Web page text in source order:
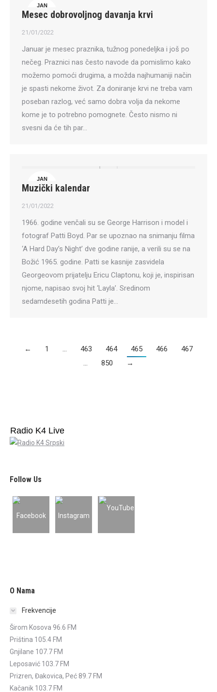
JAN
21
Mesec dobrovoljnog davanja krvi
21/01/2022
Januar je mesec praznika, tužnog ponedeljka i još po
nečeg. Praznici nas često navode da pomislimo kako
možemo pomoći drugima, a možda najhumaniji način
je spasti nekome život. Za doniranje krvi ne treba vam
poseban razlog, već samo dobra volja da nekome
kome je to potrebno pomognete. Često nismo ni
svesni da će tih par…
JAN
21
Muzički kalendar
21/01/2022
1966. godine venčali su se George Harrison i model i
fotograf Patti Boyd. Par se upoznao na snimanju filma
‘A Hard Day’s Night’ dve godine ranije, a verili su se na
Božić 1965. godine. Patti se kasnije zasvidela
Georgeovom prijatelju Ericu Claptonu, koji je, inspirisan
njome, napisao svoj hit ‘Layla’. Sredinom
sedamdesetih godina Patti je…
← 1 … 463 464 465 466
467
…
850 →
Radio K4 Live
Follow Us
O Nama
Frekvencije
Širom Kosova 96.6 FM
Priština 105.4 FM
Gnjilane 107.7 FM
Leposavić 103.7 FM
Prizren, Đakovica, Peć 89.7 FM
Kačanik 103.7 FM